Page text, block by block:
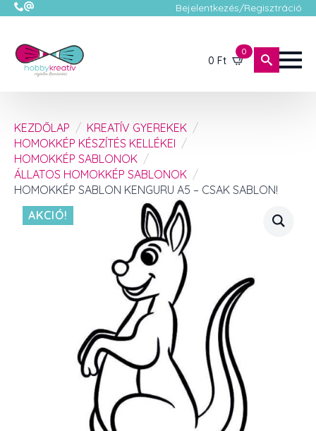
Bejelentkezés/Regisztráció
0 Ft
0
KEZDŐLAP
KREATÍV GYEREKEK
HOMOKKÉP KÉSZÍTÉS KELLÉKEI
HOMOKKÉP SABLONOK
ÁLLATOS HOMOKKÉP SABLONOK
HOMOKKÉP SABLON KENGURU A5 – CSAK SABLON!
AKCIÓ!